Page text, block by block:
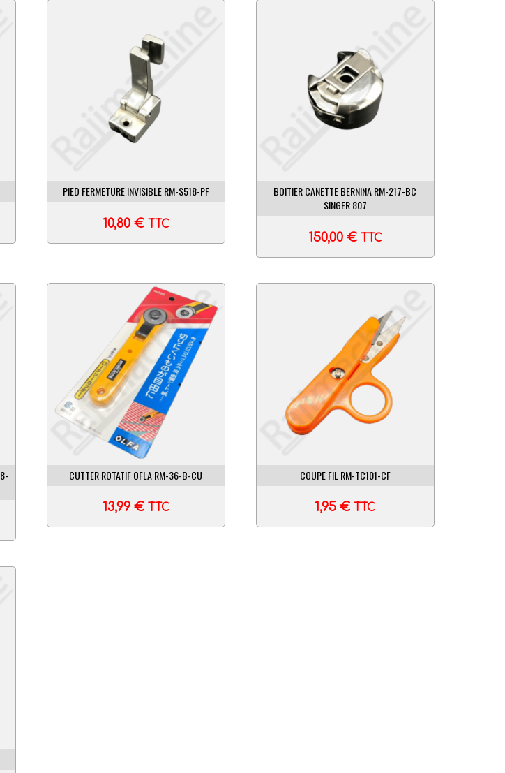
PIED FERMETURE INVISIBLE RM-S518-PF
10,80 € TTC
BOITIER CANETTE BERNINA RM-217-BC
SINGER 807
150,00 € TTC
CUTTER ROTATIF OFLA RM-36-B-CU
13,99 € TTC
COUPE FIL RM-TC101-CF
1,95€ TTC